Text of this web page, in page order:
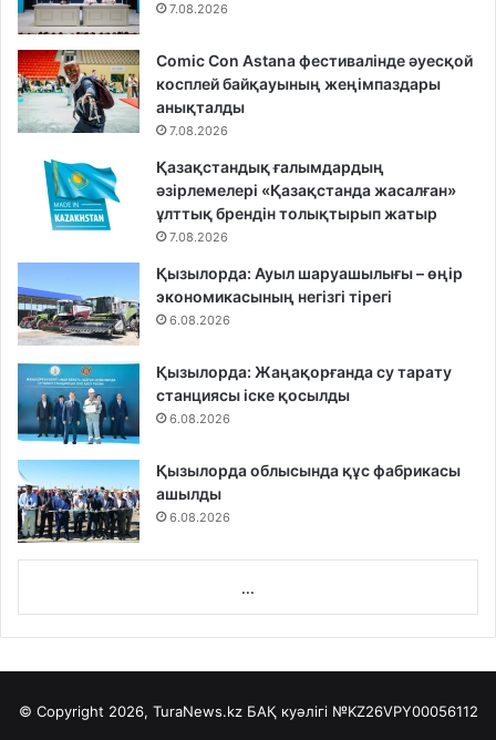
7.08.2026
Comic Con Astana фестивалінде әуесқой
косплей байқауының жеңімпаздары
анықталды
7.08.2026
Қазақстандық ғалымдардың
әзірлемелері «Қазақстанда жасалған»
ұлттық брендін толықтырып жатыр
7.08.2026
Қызылорда: Ауыл шаруашылығы – өңір
экономикасының негізгі тірегі
6.08.2026
Қызылорда: Жаңақорғанда су тарату
станциясы іске қосылды
6.08.2026
Қызылорда облысында құс фабрикасы
ашылды
6.08.2026
...
© Copyright 2026, TuraNews.kz БАҚ куәлігі №KZ26VPY00056112